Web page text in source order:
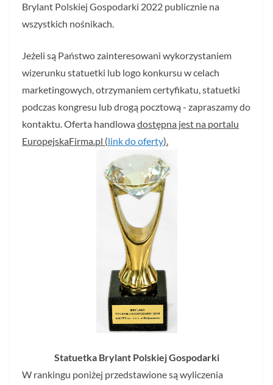
Brylant Polskiej Gospodarki 2022 publicznie na
wszystkich nośnikach.
Jeżeli są Państwo zainteresowani wykorzystaniem
wizerunku statuetki lub logo konkursu w celach
marketingowych, otrzymaniem certyfikatu, statuetki
podczas kongresu lub drogą pocztową - zapraszamy do
kontaktu. Oferta handlowadostępna jest na portalu
EuropejskaFirma.pl (link do oferty).
Statuetka Brylant Polskiej Gospodarki
W rankingu poniżej przedstawione są wyliczenia